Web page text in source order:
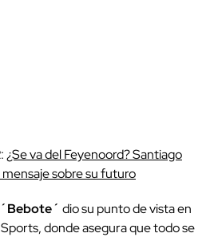
¿Se va del Feyenoord? Santiago
sobre su futuro
´Bebote´ dio su punto de vista en
donde asegura que todo se